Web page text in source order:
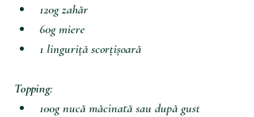
120g zahăr
60g miere
1 linguriță scorțișoară
Topping:
100g nucă măcinată sau după gust